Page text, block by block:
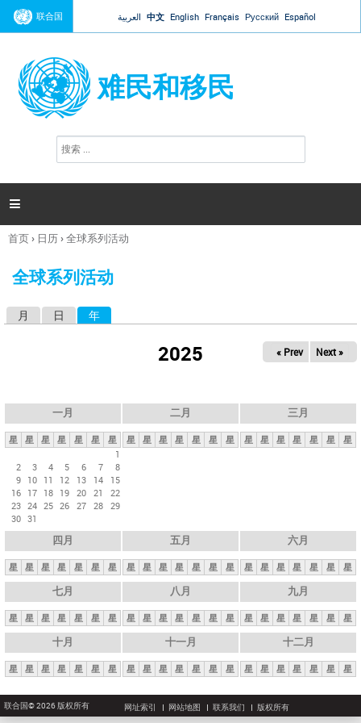
Jump to navigation
联合国 العربية 中文 English Français Русский Español
难民和移民
搜
索

你
这
首页› 日历›全球系列活动
全球系列活动
月 日 年
2025 « Prev Next »
一月
星 星 星 星 星 星
星
1
2
3 4 5 6 7
8
9 10 11 12 13 14
15
16 17 18 19 20 21
22
23 24 25 26 27 28 29
30 31
二月
星 星 星 星 星 星 星
三月
星 星 星 星 星 星 星
四月
星 星 星 星 星 星 星
五月
星 星 星 星 星 星 星
六月
星 星 星 星 星 星 星
七月
星 星 星 星 星 星 星
八月
星 星 星 星 星 星 星
九月
星 星 星 星 星 星 星
十月
星 星 星 星 星 星 星
十一月
星 星 星 星 星 星 星
十二月
星 星 星 星 星 星 星
联合国© 2026 版权所有 网址索引 网站地图 联系我们 版权所有